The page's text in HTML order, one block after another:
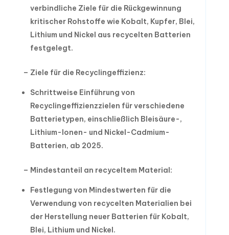
verbindliche Ziele für die Rückgewinnung
kritischer Rohstoffe wie Kobalt, Kupfer, Blei,
Lithium und Nickel aus recycelten Batterien
festgelegt.
– Ziele für die Recyclingeffizienz:
Schrittweise Einführung von
Recyclingeffizienzzielen für verschiedene
Batterietypen, einschließlich Bleisäure-,
Lithium-Ionen- und Nickel-Cadmium-
Batterien, ab 2025.
– Mindestanteil an recyceltem Material:
Festlegung von Mindestwerten für die
Verwendung von recycelten Materialien bei
der Herstellung neuer Batterien für Kobalt,
Blei, Lithium und Nickel.